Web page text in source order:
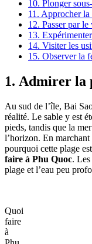
10. Plonger
11. Approcher
12. Passer par
13.
14. Visiter les
15. Observer la
1. Admirer la
Au sud de l’île, Bai
réalité. Le sable y est
pieds, tandis que la
l’horizon. En
pourquoi cette plage
faire à Phu Quoc.
plage et l’eau peu
Quoi
faire
à